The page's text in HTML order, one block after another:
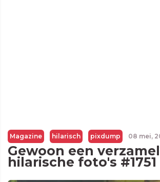
Magazine hilarisch pixdump 08 mei,
Gewoon een
hilarische foto's #1751